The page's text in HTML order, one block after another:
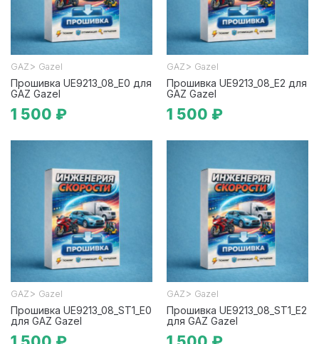
GAZ > Gazel
Прошивка UE9213_08_E0 для
GAZ Gazel
1 500 ₽
GAZ > Gazel
Прошивка UE9213_08_E2 для
GAZ Gazel
1 500 ₽
GAZ > Gazel
Прошивка UE9213_08_ST1_E0
для GAZ Gazel
GAZ > Gazel
Прошивка UE9213_08_ST1_E2
для GAZ Gazel